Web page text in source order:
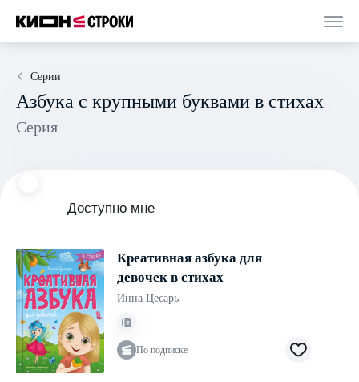
Серии
Азбука с крупными буквами в стихах
Серия
Доступно мне
Креативная азбука для
девочек в стихах
Инна Цесарь
По подписке